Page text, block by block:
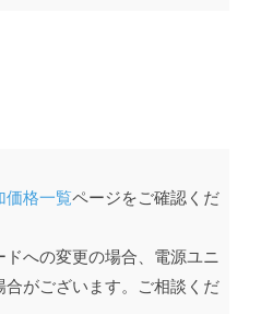
価格一覧ページをご確認くだ
への変更の場合、電源ユニ
がございます。ご相談くだ